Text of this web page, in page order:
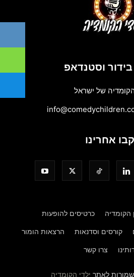
בידור וסטנדאפ
הקומדיה של ישראל
אחרינו
הקומדיה כרטיסים להופעות
קורסים וסדנאות הרצאות הומור
צרו קשר
לאתר ילדי הקומדיה